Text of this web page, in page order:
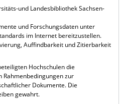
und Landesbibliothek Sachsen-
und Forschungsdaten unter
im Internet bereitzustellen.
Auffindbarkeit und Zitierbarkeit
Hochschulen die
Rahmenbedingungen zur
Dokumente. Die
gewahrt.